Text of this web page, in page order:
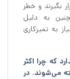
بگیرند و خطر
به دلیل
به تمیزکاری
که چرا اکثر
می‌شوند. در